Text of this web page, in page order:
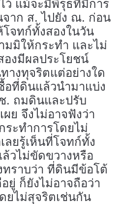
ว้ แม้จะมีพิรุธที่มีการ
จาก ส. ไปยัง ณ. ก่อน
จทก์ทั้งสองในวัน
มมิให้กระทำ และไม่
องมีผลประโยชน์
างทุจริตแต่อย่างใด
อที่ดินแล้วนำมาแบ่ง
. ถมดินและปรับ
ย จึงไม่อาจฟังว่า
ะทำการโดยไม่
ลยรู้เห็นที่โจทก์ทั้ง
วไม่ขัดขวางหรือ
ทราบว่า ที่ดินมีข้อโต้
ยู่ ก็ยังไม่อาจถือว่า
ยไม่สุจริตเช่นกัน